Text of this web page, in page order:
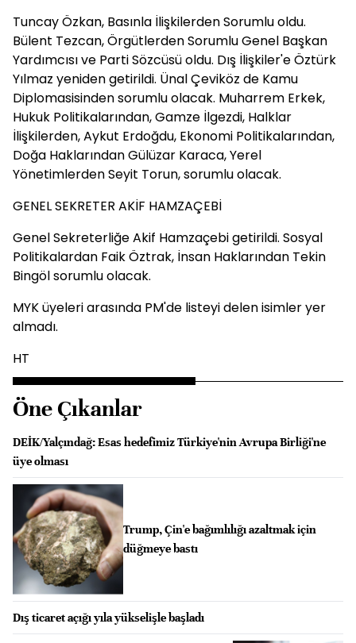
Tuncay Özkan, Basınla İlişkilerden Sorumlu oldu.
Bülent Tezcan, Örgütlerden Sorumlu Genel Başkan
Yardımcısı ve Parti Sözcüsü oldu. Dış İlişkiler'e Öztürk
Yılmaz yeniden getirildi. Ünal Çeviköz de Kamu
Diplomasisinden sorumlu olacak. Muharrem Erkek,
Hukuk Politikalarından, Gamze İlgezdi, Halklar
İlişkilerden, Aykut Erdoğdu, Ekonomi Politikalarından,
Doğa Haklarından Gülüzar Karaca, Yerel
Yönetimlerden Seyit Torun, sorumlu olacak.
GENEL SEKRETER AKİF HAMZAÇEBİ
Genel Sekreterliğe Akif Hamzaçebi getirildi. Sosyal
Politikalardan Faik Öztrak, İnsan Haklarından Tekin
Bingöl sorumlu olacak.
MYK üyeleri arasında PM'de listeyi delen isimler yer
almadı.
HT
Öne Çıkanlar
DEİK/Yalçındağ: Esas hedefimiz Türkiye'nin Avrupa Birliği'ne
üye olması
Trump, Çin'e bağımlılığı azaltmak için
düğmeye bastı
Dış ticaret açığı yıla yükselişle başladı